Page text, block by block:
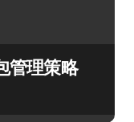
管理策略